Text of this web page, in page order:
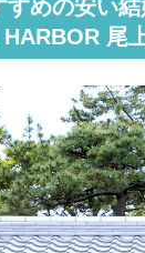
めの安い結
尾